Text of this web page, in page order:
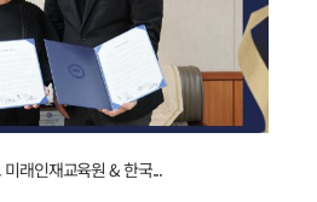
래인재교육원 & 한국...